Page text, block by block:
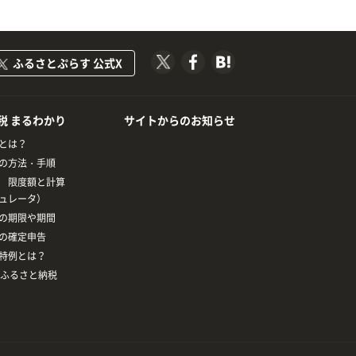
ふるさとぷらす 公式X
まるわかり
は？
方法・手順
限度額と計算
レータ）
期限や期間
確定申告
例とは？
るさと納税
サイトからのお知らせ